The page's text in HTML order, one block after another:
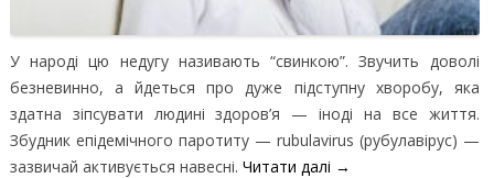
У народі цю недугу називають “свинкою”. Звучить доволі
безневинно, а йдеться про дуже підступну хворобу, яка
здатна зіпсувати людині здоров’я — іноді на все життя.
Збудник епідемічного паротиту — rubulavirus (рубулавірус) —
зазвичай активується навесні. Читати далі →